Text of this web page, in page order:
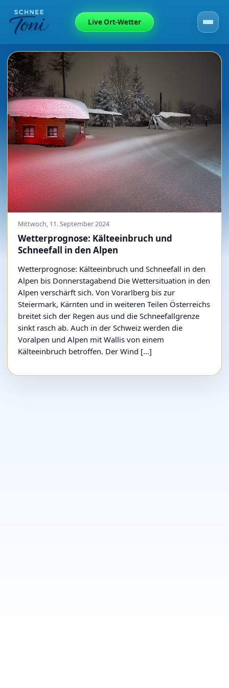
Live Ort-Wetter
Mittwoch, 11. September 2024
Wetterprognose: Kälteeinbruch und
Schneefall in den Alpen
Wetterprognose: Kälteeinbruch und Schneefall in den
Alpen bis Donnerstagabend Die Wettersituation in den
Alpen verschärft sich. Von Vorarlberg bis zur
Steiermark, Kärnten und in weiteren Teilen Österreichs
breitet sich der Regen aus und die Schneefallgrenze
sinkt rasch ab. Auch in der Schweiz werden die
Voralpen und Alpen mit Wallis von einem
Kälteeinbruch betroffen. Der Wind […]